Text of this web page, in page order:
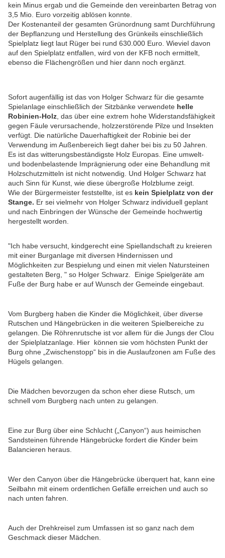
kein Minus ergab und die Gemeinde den vereinbarten Betrag von
3,5 Mio. Euro vorzeitig ablösen konnte.
Der Kostenanteil der gesamten Grünordnung samt Durchführung
der Bepflanzung und Herstellung des Grünkeils einschließlich
Spielplatz liegt laut Rüger bei rund 630.000 Euro. Wieviel davon
auf den Spielplatz entfallen, wird von der KFB noch ermittelt,
ebenso die Flächengrößen und hier dann noch ergänzt.
Sofort augenfällig ist das von Holger Schwarz für die gesamte
Spielanlage einschließlich der Sitzbänke verwendete helle
Robinien-Holz , das über eine extrem hohe Widerstandsfähigkeit
gegen Fäule verursachende, holzzerstörende Pilze und Insekten
verfügt. Die natürliche Dauerhaftigkeit der Robinie bei der
Verwendung im Außenbereich liegt daher bei bis zu 50 Jahren.
Es ist das witterungsbeständigste Holz Europas. Eine umwelt-
und bodenbelastende Imprägnierung oder eine Behandlung mit
Holzschutzmitteln ist nicht notwendig. Und Holger Schwarz hat
auch Sinn für Kunst, wie diese übergroße Holzblume zeigt.
Wie der Bürgermeister feststellte, ist es kein Spielplatz von der
Stange. Er sei vielmehr von Holger Schwarz individuell geplant
und nach Einbringen der Wünsche der Gemeinde hochwertig
hergestellt worden.
"Ich habe versucht, kindgerecht eine Spiellandschaft zu kreieren
mit einer Burganlage mit diversen Hindernissen und
Möglichkeiten zur Bespielung und einen mit vielen Natursteinen
gestalteten Berg, " so Holger Schwarz. Einige Spielgeräte am
Fuße der Burg habe er auf Wunsch der Gemeinde eingebaut.
Vom Burgberg haben die Kinder die Möglichkeit, über diverse
Rutschen und Hängebrücken in die weiteren Spielbereiche zu
gelangen. Die Röhrenrutsche ist vor allem für die Jungs der Clou
der Spielplatzanlage. Hier können sie vom höchsten Punkt der
Burg ohne „Zwischenstopp“ bis in die Auslaufzonen am Fuße des
Hügels gelangen.
Die Mädchen bevorzugen da schon eher diese Rutsch, um
schnell vom Burgberg nach unten zu gelangen.
Eine zur Burg über eine Schlucht („Canyon“) aus heimischen
Sandsteinen führende Hängebrücke fordert die Kinder beim
Balancieren heraus.
Wer den Canyon über die Hängebrücke überquert hat, kann eine
Seilbahn mit einem ordentlichen Gefälle erreichen und auch so
nach unten fahren.
Auch der Drehkreisel zum Umfassen ist so ganz nach dem
Geschmack dieser Mädchen.